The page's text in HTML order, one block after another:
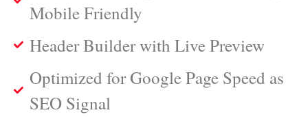
Mobile Friendly
Header Builder with Live Preview
Optimized for Google Page Speed as
SEO Signal